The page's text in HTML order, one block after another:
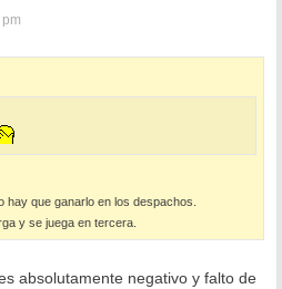
hay que ganarlo en los despachos.
y se juega en tercera.
absolutamente negativo y falto de